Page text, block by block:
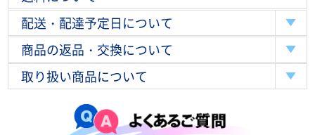
配送・配達予定日について
商品の返品・交換について
取り扱い商品について